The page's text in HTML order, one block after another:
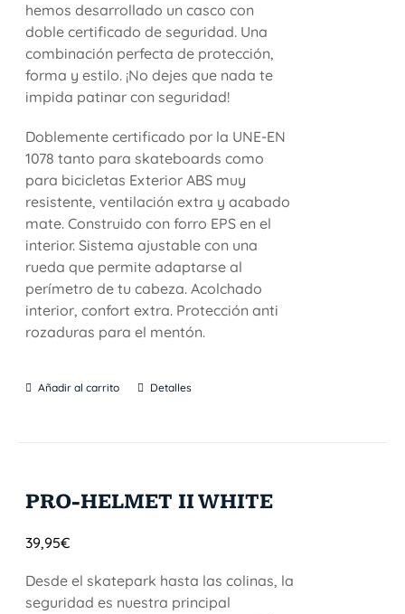
hemos desarrollado un casco con
doble certificado de seguridad. Una
combinación perfecta de protección,
forma y estilo. ¡No dejes que nada te
impida patinar con seguridad!
Doblemente certificado por la UNE-EN
1078 tanto para skateboards como
para bicicletas Exterior ABS muy
resistente, ventilación extra y acabado
mate. Construido con forro EPS en el
interior. Sistema ajustable con una
rueda que permite adaptarse al
perímetro de tu cabeza. Acolchado
interior, confort extra. Protección anti
rozaduras para el mentón.
Añadir al carrito Detalles
PRO-HELMET II WHITE
39,95€
Desde el skatepark hasta las colinas, la
seguridad es nuestra principal